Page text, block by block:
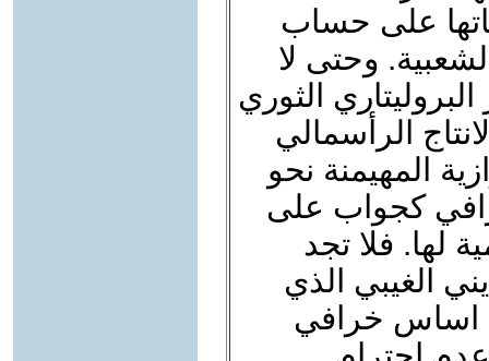
على حساب
وحتى لا
الثوري
الرأسمالي
المهيمنة نحو
كجواب على
لها. فلا تجد
الغيبي الذي
اساس خرافي